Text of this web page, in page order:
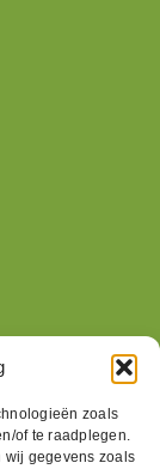
zoals
of te raadplegen.
wij gegevens zoals